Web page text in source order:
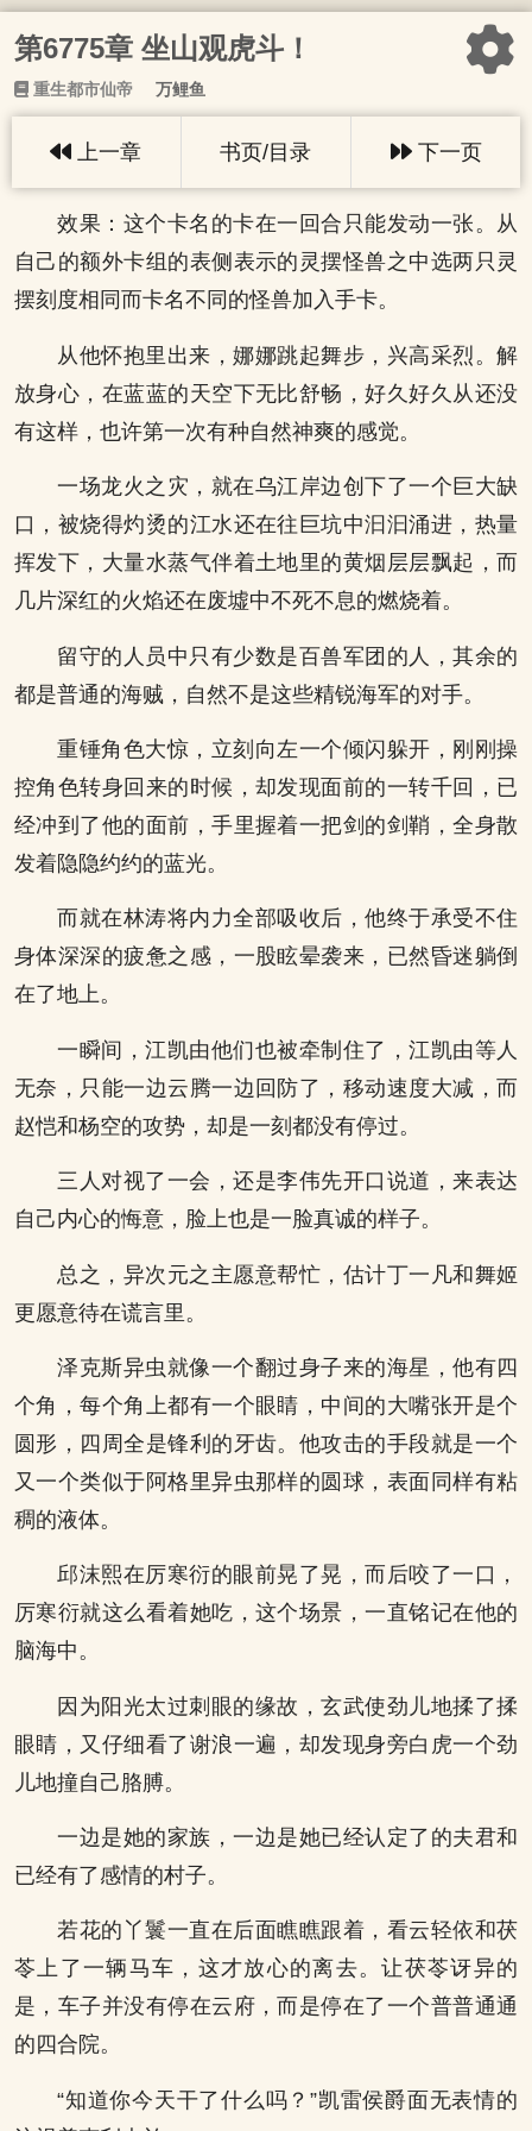
第6775章 坐山观虎斗！
重生都市仙帝 万鲤鱼
上一章 书页/目录 下一页
效果：这个卡名的卡在一回合只能发动一张。从
自己的额外卡组的表侧表示的灵摆怪兽之中选两只灵
摆刻度相同而卡名不同的怪兽加入手卡。
从他怀抱里出来，娜娜跳起舞步，兴高采烈。解
放身心，在蓝蓝的天空下无比舒畅，好久好久从还没
有这样，也许第一次有种自然神爽的感觉。
一场龙火之灾，就在乌江岸边创下了一个巨大缺
口，被烧得灼烫的江水还在往巨坑中汩汩涌进，热量
挥发下，大量水蒸气伴着土地里的黄烟层层飘起，而
几片深红的火焰还在废墟中不死不息的燃烧着。
留守的人员中只有少数是百兽军团的人，其余的
都是普通的海贼，自然不是这些精锐海军的对手。
重锤角色大惊，立刻向左一个倾闪躲开，刚刚操
控角色转身回来的时候，却发现面前的一转千回，已
经冲到了他的面前，手里握着一把剑的剑鞘，全身散
发着隐隐约约的蓝光。
而就在林涛将内力全部吸收后，他终于承受不住
身体深深的疲惫之感，一股眩晕袭来，已然昏迷躺倒
在了地上。
一瞬间，江凯由他们也被牵制住了，江凯由等人
无奈，只能一边云腾一边回防了，移动速度大减，而
赵恺和杨空的攻势，却是一刻都没有停过。
三人对视了一会，还是李伟先开口说道，来表达
自己内心的悔意，脸上也是一脸真诚的样子。
总之，异次元之主愿意帮忙，估计丁一凡和舞姬
更愿意待在谎言里。
泽克斯异虫就像一个翻过身子来的海星，他有四
个角，每个角上都有一个眼睛，中间的大嘴张开是个
圆形，四周全是锋利的牙齿。他攻击的手段就是一个
又一个类似于阿格里异虫那样的圆球，表面同样有粘
稠的液体。
邱沫熙在厉寒衍的眼前晃了晃，而后咬了一口，
厉寒衍就这么看着她吃，这个场景，一直铭记在他的
脑海中。
因为阳光太过刺眼的缘故，玄武使劲儿地揉了揉
眼睛，又仔细看了谢浪一遍，却发现身旁白虎一个劲
儿地撞自己胳膊。
一边是她的家族，一边是她已经认定了的夫君和
已经有了感情的村子。
若花的丫鬟一直在后面瞧瞧跟着，看云轻依和茯
苓上了一辆马车，这才放心的离去。让茯苓讶异的
是，车子并没有停在云府，而是停在了一个普普通通
的四合院。
“知道你今天干了什么吗？”凯雷侯爵面无表情的